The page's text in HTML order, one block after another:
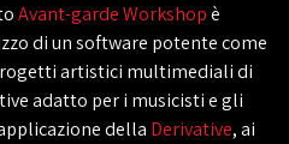
Avant-garde Workshopè
di un software potente come
artistici multimediali di
adatto per i musicisti e gli
della Derivative, ai